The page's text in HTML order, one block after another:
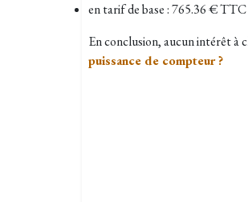
en tarif de base : 765.36 € TTC
En conclusion, aucun intérêt à
puissance de compteur ?